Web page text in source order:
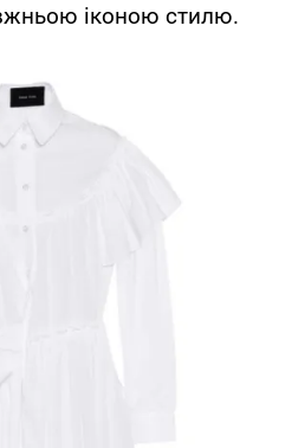
іконою стилю.